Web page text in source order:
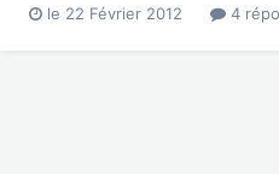
vous êtes intéressées...
le 22 Février 2012 4